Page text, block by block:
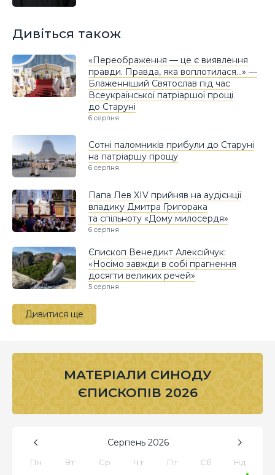
Дивіться також
«Переображення — це є виявлення
правди. Правда, яка воплотилася…» —
Блаженніший Святослав під час
Всеукраїнської патріаршої прощі
до Старуні
6 серпня
Сотні паломників прибули до Старуні
на патріаршу прощу
6 серпня
Папа Лев XIV прийняв на аудієнції
владику Дмитра Григорака
та спільноту «Дому милосердя»
6 серпня
Єпископ Венедикт Алексійчук:
«Носімо завжди в собі прагнення
досягти великих речей»
5 серпня
Дивитися ще
МАТЕРІАЛИ СИНОДУ
ЄПИСКОПІВ 2026
Серпень 2026
Пн Вт Ср Чт Пт Сб Нд